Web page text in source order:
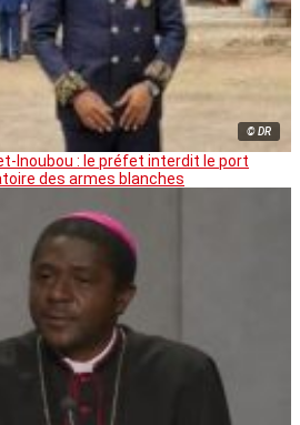
© DR
Inoubou : le préfet interdit le port
des armes blanches